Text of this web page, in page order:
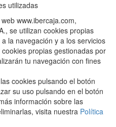
utilizadas
www.ibercaja.com,
se utilizan cookies propias
la navegación y a los servicios
propias gestionadas por
tu navegación con fines
cookies pulsando el botón
su uso pulsando en el botón
información sobre las
visita nuestra Política